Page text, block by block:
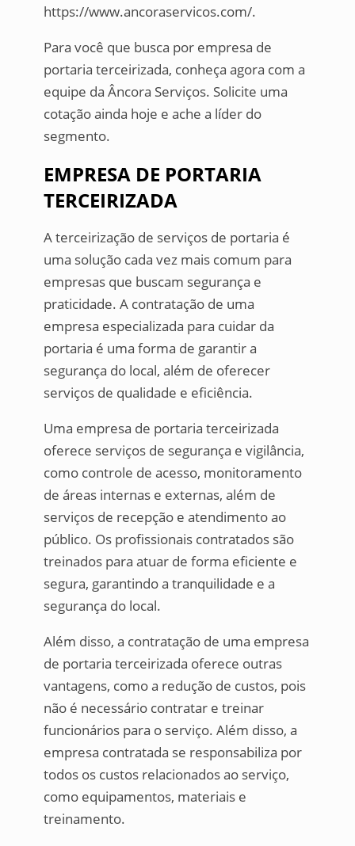
https://www.ancoraservicos.com/.
Para você que busca por empresa de
portaria terceirizada, conheça agora com a
equipe da Âncora Serviços. Solicite uma
cotação ainda hoje e ache a líder do
segmento.
EMPRESA DE PORTARIA
TERCEIRIZADA
A terceirização de serviços de portaria é
uma solução cada vez mais comum para
empresas que buscam segurança e
praticidade. A contratação de uma
empresa especializada para cuidar da
portaria é uma forma de garantir a
segurança do local, além de oferecer
serviços de qualidade e eficiência.
Uma empresa de portaria terceirizada
oferece serviços de segurança e vigilância,
como controle de acesso, monitoramento
de áreas internas e externas, além de
serviços de recepção e atendimento ao
público. Os profissionais contratados são
treinados para atuar de forma eficiente e
segura, garantindo a tranquilidade e a
segurança do local.
Além disso, a contratação de uma empresa
de portaria terceirizada oferece outras
vantagens, como a redução de custos, pois
não é necessário contratar e treinar
funcionários para o serviço. Além disso, a
empresa contratada se responsabiliza por
todos os custos relacionados ao serviço,
como equipamentos, materiais e
treinamento.